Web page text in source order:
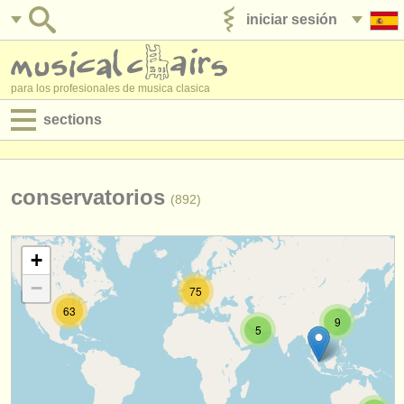
iniciar sesión
para los profesionales de musica clasica
sections
empleos - administración
degree courses
cursillos
concursos
conservatorios (892)
9
5
63
75
+
−